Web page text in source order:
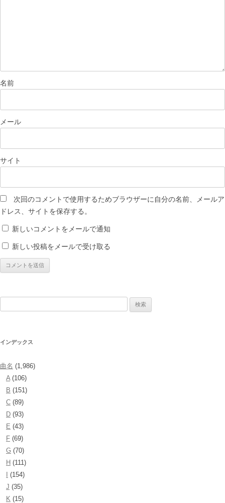
名前
メール
サイト
次回のコメントで使用するためブラウザーに自分の名前、メールア
ドレス、サイトを保存する。
新しいコメントをメールで通知
新しい投稿をメールで受け取る
インデックス
曲名 (1,986)
A(106)
B (151)
C (89)
D (93)
E (43)
F (69)
G (70)
H (111)
(154)
J (35)
K (15)